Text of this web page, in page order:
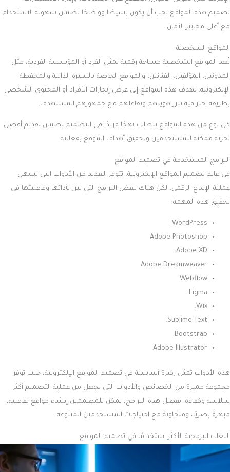
تصميم هذه المواقع يجب أن يكون بسيطًا وواضحًا لضمان سهولة الاستخدام
مع أعلى معايير الأمان.
المواقع الشخصية
تُعد المواقع الشخصية مساحة رقمية تمثل الفرد أو المؤسسة الفردية، مثل
المدونين، المؤلفين، الفنانين، والمواقع الخاصة بالسيرة الذاتية والمحفظة
الإلكترونية. تهدف هذه المواقع إلى عرض إنجازات الأفراد أو المحتوى الشخصي
بطريقة احترافية تبرز هويتهم وتفاعلهم مع جمهورهم المستهدف.
كل نوع من هذه المواقع يتطلب نهجًا فريدًا في التصميم لضمان تقديم أفضل
تجربة ممكنة للمستخدمين وتحقيق أهداف الموقع بفعالية.
البرامج المستخدمة في تصميم المواقع
في عالم تصميم المواقع الإلكترونية، تتوفر العديد من الأدوات التي تسهل
عملية الإبداع الرقمي، لكن هناك بعض البرامج التي تبرز بأدائها وفاعليتها في
تحقيق هذه المهمة:
WordPress.
Adobe Photoshop.
Adobe XD.
Adobe Dreamweaver.
Webflow.
Figma.
Wix.
Sublime Text.
Bootstrap.
Adobe Illustrator.
هذه الأدوات تمثل ركيزة أساسية في تصميم المواقع الإلكترونية، حيث توفر
مجموعة مميزة من الخصائص والأدوات التي تجعل من عملية التصميم أكثر
سلاسة وكفاءة. بفضل هذه البرامج، يمكن للمصممين إنشاء مواقع تفاعلية،
مبهرة بصريًا، ومتجاوبة مع احتياجات المستخدمين المتنوعة.
اللغات البرمجية الأكثر استخدامًا في تصميم المواقع